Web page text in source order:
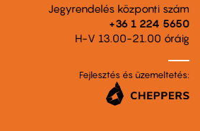
Jegyrendelés központi szám
+36 1 224 5650
H-V 13.00-21.00 óráig
Fejlesztés és üzemeltetés: